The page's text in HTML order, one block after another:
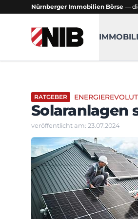
Nürnberger Immobilien Börse —
NIB - Nürnberger
RATGEBER
Solaranlagen
veröffentlicht am: 23.07.2024